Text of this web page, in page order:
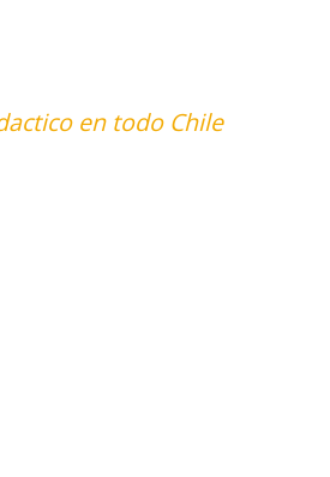
en todo Chile